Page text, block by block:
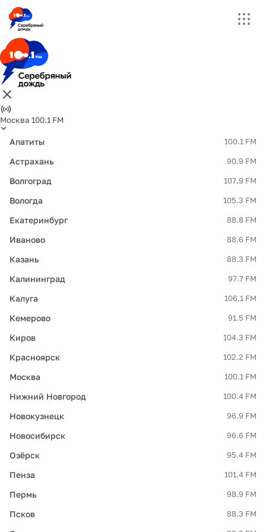
Москва 100.1 FM
Апатиты 100.1 FM
Астрахань 90.9 FM
Волгоград 107.9 FM
Вологда 105.3 FM
Екатеринбург 88.8 FM
Иваново 88.6 FM
Казань 88.3 FM
Калининград 97.7 FM
Калуга 106.1 FM
Кемерово 91.5 FM
Киров 104.3 FM
Красноярск 102.2 FM
Москва 100.1 FM
Нижний Новгород 100.4 FM
Новокузнецк 96.9 FM
Новосибирск 96.6 FM
Озёрск 95.4 FM
Пенза 101.4 FM
Пермь 98.9 FM
Псков 88.3 FM